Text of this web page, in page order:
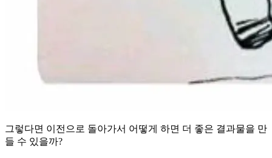
그렇다면 이전으로 돌아가서 어떻게 하면 더 좋은 결과물을 만
들 수 있을까?